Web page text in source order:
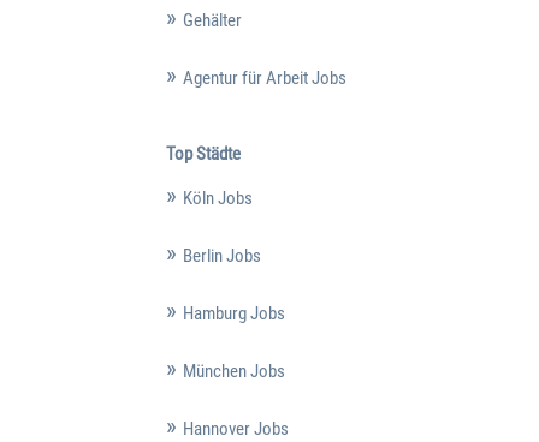
Gehälter
Agentur für Arbeit Jobs
Top Städte
Köln Jobs
Berlin Jobs
Hamburg Jobs
München Jobs
Hannover Jobs